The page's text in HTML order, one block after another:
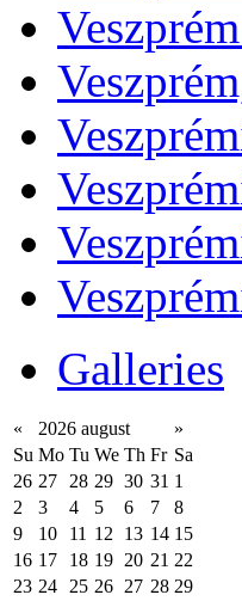
Galleries
« 2026 august
»
Su Mo Tu We Th Fr Sa
26 27 28 29 30 31 1
2
3 4 5 6 7
8
9
10 11 12 13 14 15
16 17 18 19 20 21 22
23 24 25 26 27 28 29